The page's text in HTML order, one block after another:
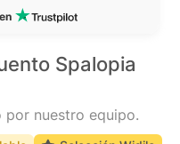
Spalopia
nuestro equipo.